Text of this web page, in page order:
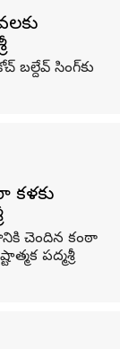
బల్దేవ్ సింగ్‌కు
కళకు
చెందిన కంఠా
పద్మశ్రీ